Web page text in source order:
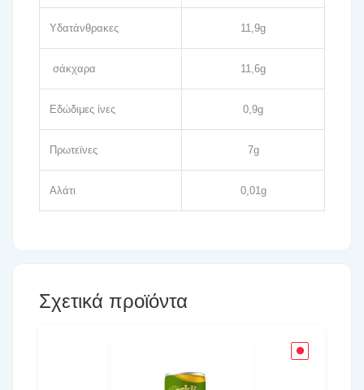
Υδατάνθρακες 11,9g
σάκχαρα 11,6g
Εδώδιμες ίνες 0,9g
Πρωτεϊνες 7g
Αλάτι 0,01g
Σχετικά προϊόντα